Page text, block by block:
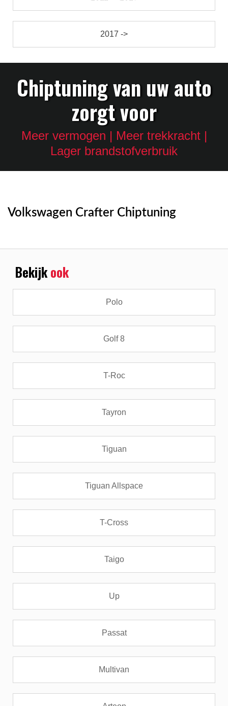
2017 ->
Chiptuning van uw auto
zorgt voor
Meer vermogen | Meer trekkracht |
Lager brandstofverbruik
Volkswagen Crafter Chiptuning
Bekijkook
Polo
Golf 8
T-Roc
Tayron
Tiguan
Tiguan Allspace
T-Cross
Taigo
Up
Passat
Multivan